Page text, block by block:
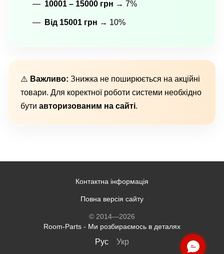
10001 – 15000 грн → 7%
Від 15001 грн → 10%
⚠️ Важливо: Знижка не поширюється на акційні
товари. Для коректної роботи системи необхідно
бути авторизованим на сайті.
Контактна інформація
Повна версія сайту
© 2014—2026
Room-Parts - Ми розбираємось в деталях
Рус Укр